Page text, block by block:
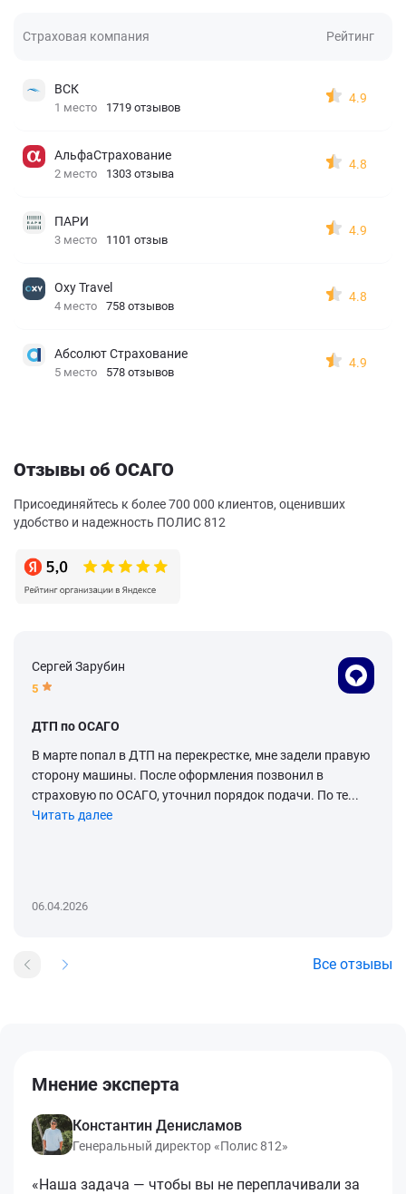
Страховая компания Рейтинг
ВСК
1 место 1719 отзывов
4.9
АльфаСтрахование
2 место 1303 отзыва
4.8
ПАРИ
3 место 1101 отзыв
4.9
Oxy Travel
4 место 758 отзывов
4.8
Абсолют Страхование
5 место 578 отзывов
4.9
Отзывы об ОСАГО
Присоединяйтесь к более 700 000 клиентов, оценивших
удобство и надежность ПОЛИС 812
Сергей Зарубин
5
ДТП по ОСАГО
В марте попал в ДТП на перекрестке, мне задели правую
сторону машины. После оформления позвонил в
страховую по ОСАГО, уточнил порядок подачи. По те...
Читать далее
06.04.2026
Все отзывы
Мнение эксперта
Константин Денисламов
Генеральный директор «Полис 812»
«Наша задача — чтобы вы не переплачивали за